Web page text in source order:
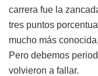
carrera fue la
tres puntos
mucho más
Pero debemos
volvieron a fallar.